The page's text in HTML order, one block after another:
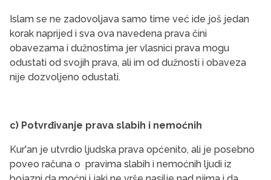
Islam se ne zadovoljava samo time već ide još jedan
korak naprijed i sva ova navedena prava čini
obavezama i dužnostima jer vlasnici prava mogu
odustati od svojih prava, ali im od dužnosti i obaveza
nije dozvoljeno odustati.
c) Potvrđivanje prava slabih i nemoćnih
Kur'an je utvrdio ljudska prava općenito, ali je posebno
poveo računa o pravima slabih i nemoćnih ljudi iz